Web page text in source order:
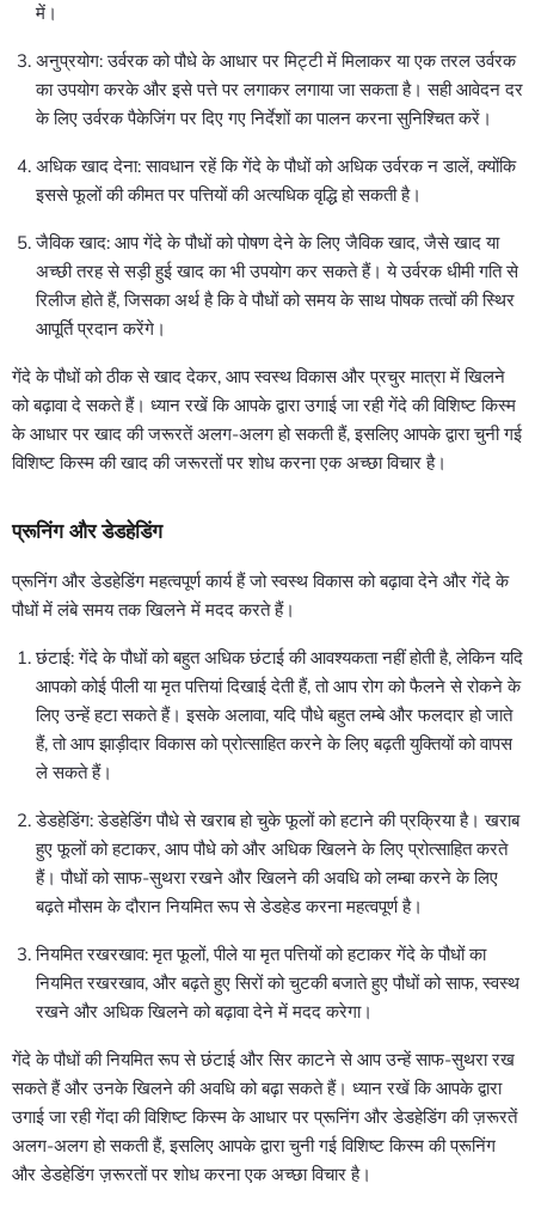
में।
अनुप्रयोग: उर्वरक को पौधे के आधार पर मिट्टी में मिलाकर या एक तरल उर्वरक
का उपयोग करके और इसे पत्ते पर लगाकर लगाया जा सकता है। सही आवेदन दर
के लिए उर्वरक पैकेजिंग पर दिए गए निर्देशों का पालन करना सुनिश्चित करें।
अधिक खाद देना: सावधान रहें कि गेंदे के पौधों को अधिक उर्वरक न डालें, क्योंकि
इससे फूलों की कीमत पर पत्तियों की अत्यधिक वृद्धि हो सकती है।
जैविक खाद: आप गेंदे के पौधों को पोषण देने के लिए जैविक खाद, जैसे खाद या
अच्छी तरह से सड़ी हुई खाद का भी उपयोग कर सकते हैं। ये उर्वरक धीमी गति से
रिलीज होते हैं, जिसका अर्थ है कि वे पौधों को समय के साथ पोषक तत्वों की स्थिर
आपूर्ति प्रदान करेंगे।
गेंदे के पौधों को ठीक से खाद देकर, आप स्वस्थ विकास और प्रचुर मात्रा में खिलने
को बढ़ावा दे सकते हैं। ध्यान रखें कि आपके द्वारा उगाई जा रही गेंदे की विशिष्ट किस्म
के आधार पर खाद की जरूरतें अलग-अलग हो सकती हैं, इसलिए आपके द्वारा चुनी गई
विशिष्ट किस्म की खाद की जरूरतों पर शोध करना एक अच्छा विचार है।
प्रूनिंग और डेडहेडिंग
प्रूनिंग और डेडहेडिंग महत्वपूर्ण कार्य हैं जो स्वस्थ विकास को बढ़ावा देने और गेंदे के
पौधों में लंबे समय तक खिलने में मदद करते हैं।
छंटाई: गेंदे के पौधों को बहुत अधिक छंटाई की आवश्यकता नहीं होती है, लेकिन यदि
आपको कोई पीली या मृत पत्तियां दिखाई देती हैं, तो आप रोग को फैलने से रोकने के
लिए उन्हें हटा सकते हैं। इसके अलावा, यदि पौधे बहुत लम्बे और फलदार हो जाते
हैं, तो आप झाड़ीदार विकास को प्रोत्साहित करने के लिए बढ़ती युक्तियों को वापस
ले सकते हैं।
डेडहेडिंग: डेडहेडिंग पौधे से खराब हो चुके फूलों को हटाने की प्रक्रिया है। खराब
हुए फूलों को हटाकर, आप पौधे को और अधिक खिलने के लिए प्रोत्साहित करते
हैं। पौधों को साफ-सुथरा रखने और खिलने की अवधि को लम्बा करने के लिए
बढ़ते मौसम के दौरान नियमित रूप से डेडहेड करना महत्वपूर्ण है।
नियमित रखरखाव: मृत फूलों, पीले या मृत पत्तियों को हटाकर गेंदे के पौधों का
नियमित रखरखाव, और बढ़ते हुए सिरों को चुटकी बजाते हुए पौधों को साफ, स्वस्थ
रखने और अधिक खिलने को बढ़ावा देने में मदद करेगा।
गेंदे के पौधों की नियमित रूप से छंटाई और सिर काटने से आप उन्हें साफ-सुथरा रख
सकते हैं और उनके खिलने की अवधि को बढ़ा सकते हैं। ध्यान रखें कि आपके द्वारा
उगाई जा रही गेंदा की विशिष्ट किस्म के आधार पर प्रूनिंग और डेडहेडिंग की ज़रूरतें
अलग-अलग हो सकती हैं, इसलिए आपके द्वारा चुनी गई विशिष्ट किस्म की प्रूनिंग
और डेडहेडिंग ज़रूरतों पर शोध करना एक अच्छा विचार है।